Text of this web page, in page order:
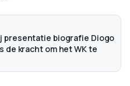
presentatie biografie Diogo
de kracht om het WK te